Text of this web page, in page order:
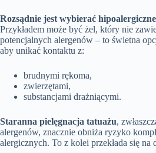
Rozsądnie jest wybierać
Przykładem może być żel, który nie
potencjalnych alergenów – to świetna
aby unikać kontaktu z:
brudnymi rękoma,
zwierzętami,
substancjami drażniącymi.
Staranna pielęgnacja tatuażu,
alergenów, znacznie obniża ryzyko
alergicznych. To z kolei przekłada się na